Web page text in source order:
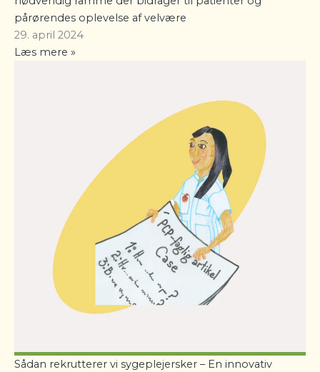
pårørendes oplevelse af velvære
29. april 2024
Læs mere »
Sådan rekrutterer vi sygeplejersker – En innovativ